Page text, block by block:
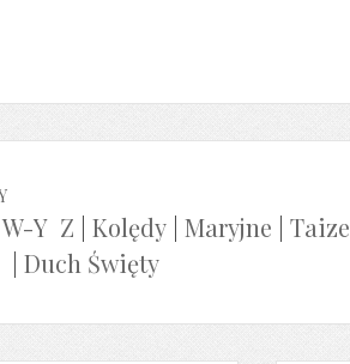
W-Y Z Kolędy| Maryjne Taize
Duch Święty